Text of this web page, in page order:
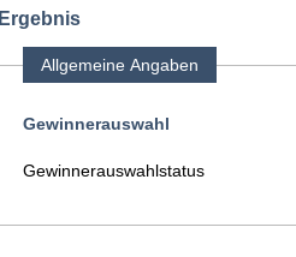
Ergebnis
Allgemeine Angaben
Gewinnerauswahl
Gewinnerauswahlstatus